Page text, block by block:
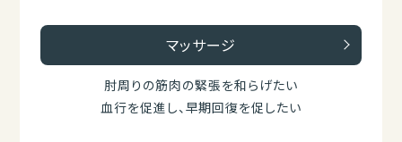
マッサージ
肘周りの筋肉の緊張を和らげたい
血行を促進し、早期回復を促したい